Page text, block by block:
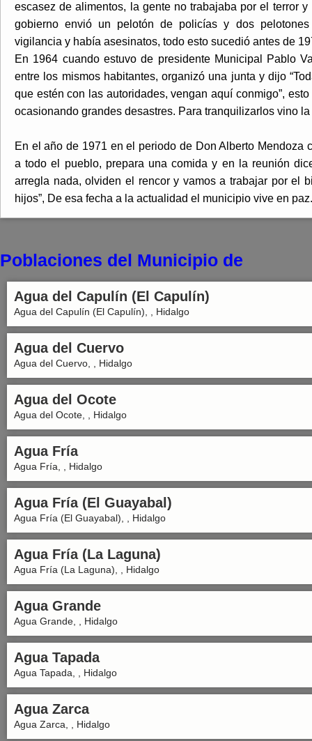
escasez de alimentos, la gente no trabajaba por el terror
gobierno envió un pelotón de policías y dos
vigilancia y había asesinatos, todo esto sucedió antes de
En 1964 cuando estuvo de presidente Municipal Pablo
entre los mismos habitantes, organizó una junta y dijo
que estén con las autoridades, vengan aquí conmigo”,
ocasionando grandes desastres. Para tranquilizarlos vino
En el año de 1971 en el periodo de Don Alberto Mendoza
a todo el pueblo, prepara una comida y en la reunión
arregla nada, olviden el rencor y vamos a trabajar por el
hijos”, De esa fecha a la actualidad el municipio vive en paz.
Poblaciones del Municipio de
Agua del Capulín (El Capulín)
Agua del Capulín (El Capulín), , Hidalgo
Agua del Cuervo
Agua del Cuervo, , Hidalgo
Agua del Ocote
Agua del Ocote, , Hidalgo
Agua Fría
Agua Fría, , Hidalgo
Agua Fría (El Guayabal)
Agua Fría (El Guayabal), , Hidalgo
Agua Fría (La Laguna)
Agua Fría (La Laguna), , Hidalgo
Agua Grande
Agua Grande, , Hidalgo
Agua Tapada
Agua Tapada, , Hidalgo
Agua Zarca
Agua Zarca, , Hidalgo